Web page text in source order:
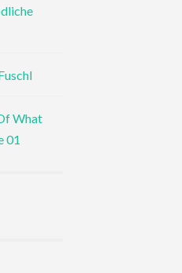
What
01